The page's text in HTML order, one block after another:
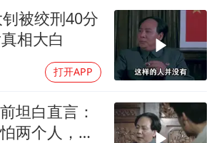
白海豚在海上打了个结
构建更高水平的全民健身公共服务体系
被绞刑40分
相大白
打开APP
坦白直言：
两个人，却